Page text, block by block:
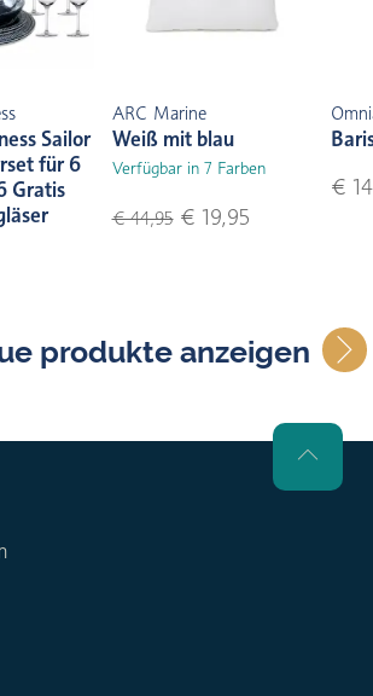
Sailor
für 6
Gratis
ARC Marine
Weiß mit blau
Verfügbar in 7 Farben
€ 44,95€ 19,95
€
produkte anzeigen